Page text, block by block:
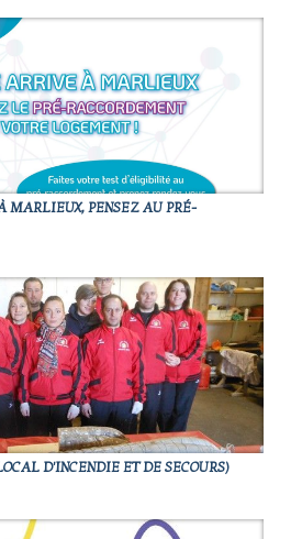
MARLIEUX, PENSEZ AU PRÉ-
D'INCENDIE ET DE SECOURS)